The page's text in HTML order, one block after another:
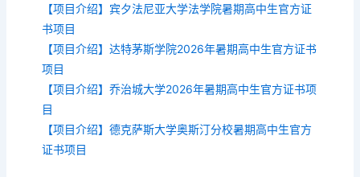
【项目介绍】宾夕法尼亚大学法学院暑期高中生官方证
书项目
【项目介绍】达特茅斯学院2026年暑期高中生官方证书
项目
【项目介绍】乔治城大学2026年暑期高中生官方证书项
目
【项目介绍】德克萨斯大学奥斯汀分校暑期高中生官方
证书项目